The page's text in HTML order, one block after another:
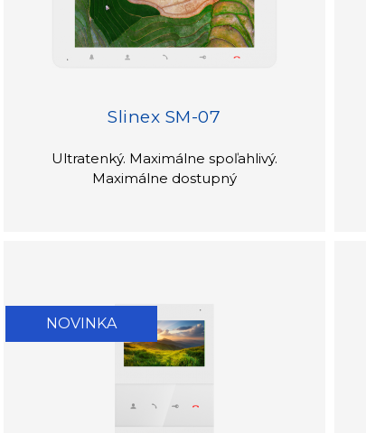
Slinex SM-07
Ultratenký. Maximálne spoľahlivý.
Maximálne dostupný
NOVINKA